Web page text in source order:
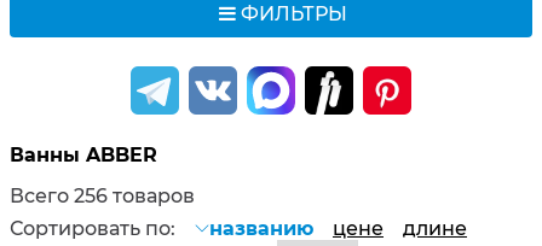
ФИЛЬТРЫ
Ванны ABBER
Всего 256 товаров
Сортировать по:
названию цене
длине